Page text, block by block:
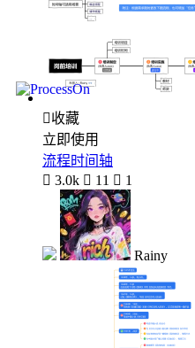
收藏
立即使用
流程时间轴
 3.0k  11  1
Rainy